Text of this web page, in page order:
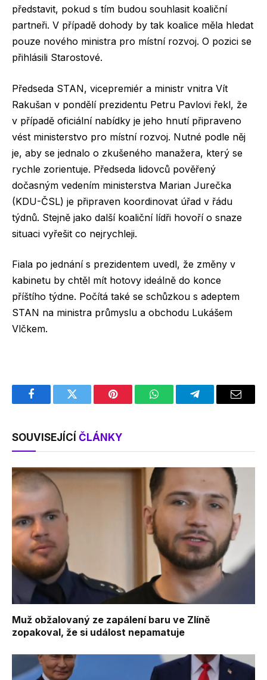
představit, pokud s tím budou souhlasit koaliční
partneři. V případě dohody by tak koalice měla hledat
pouze nového ministra pro místní rozvoj. O pozici se
přihlásili Starostové.
Předseda STAN, vicepremiér a ministr vnitra Vít
Rakušan v pondělí prezidentu Petru Pavlovi řekl, že
v případě oficiální nabídky je jeho hnutí připraveno
vést ministerstvo pro místní rozvoj. Nutné podle něj
je, aby se jednalo o zkušeného manažera, který se
rychle zorientuje. Předseda lidovců pověřený
dočasným vedením ministerstva Marian Jurečka
(KDU-ČSL) je připraven koordinovat úřad v řádu
týdnů. Stejně jako další koaliční lídři hovoří o snaze
situaci vyřešit co nejrychleji.
Fiala po jednání s prezidentem uvedl, že změny v
kabinetu by chtěl mít hotovy ideálně do konce
příštího týdne. Počítá také se schůzkou s adeptem
STAN na ministra průmyslu a obchodu Lukášem
Vlčkem.
FacebookTwitter Pinterest WhatsAppTelegramEmail
SOUVISEJÍCÍ ČLÁNKY
Muž obžalovaný ze zapálení baru ve Zlíně
zopakoval, že si událost nepamatuje